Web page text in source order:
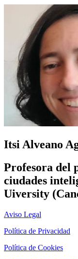
Itsi Alveano
Profesora del
ciudades
Uiversity
Aviso Legal
Política de Privacidad
Política de Cookies